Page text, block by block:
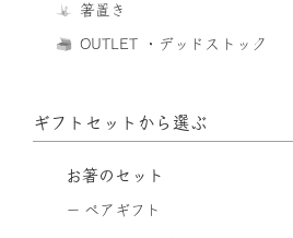
箸置き
OUTLET ・デッドストック
ギフトセットから選ぶ
お箸のセット
ペアギフト